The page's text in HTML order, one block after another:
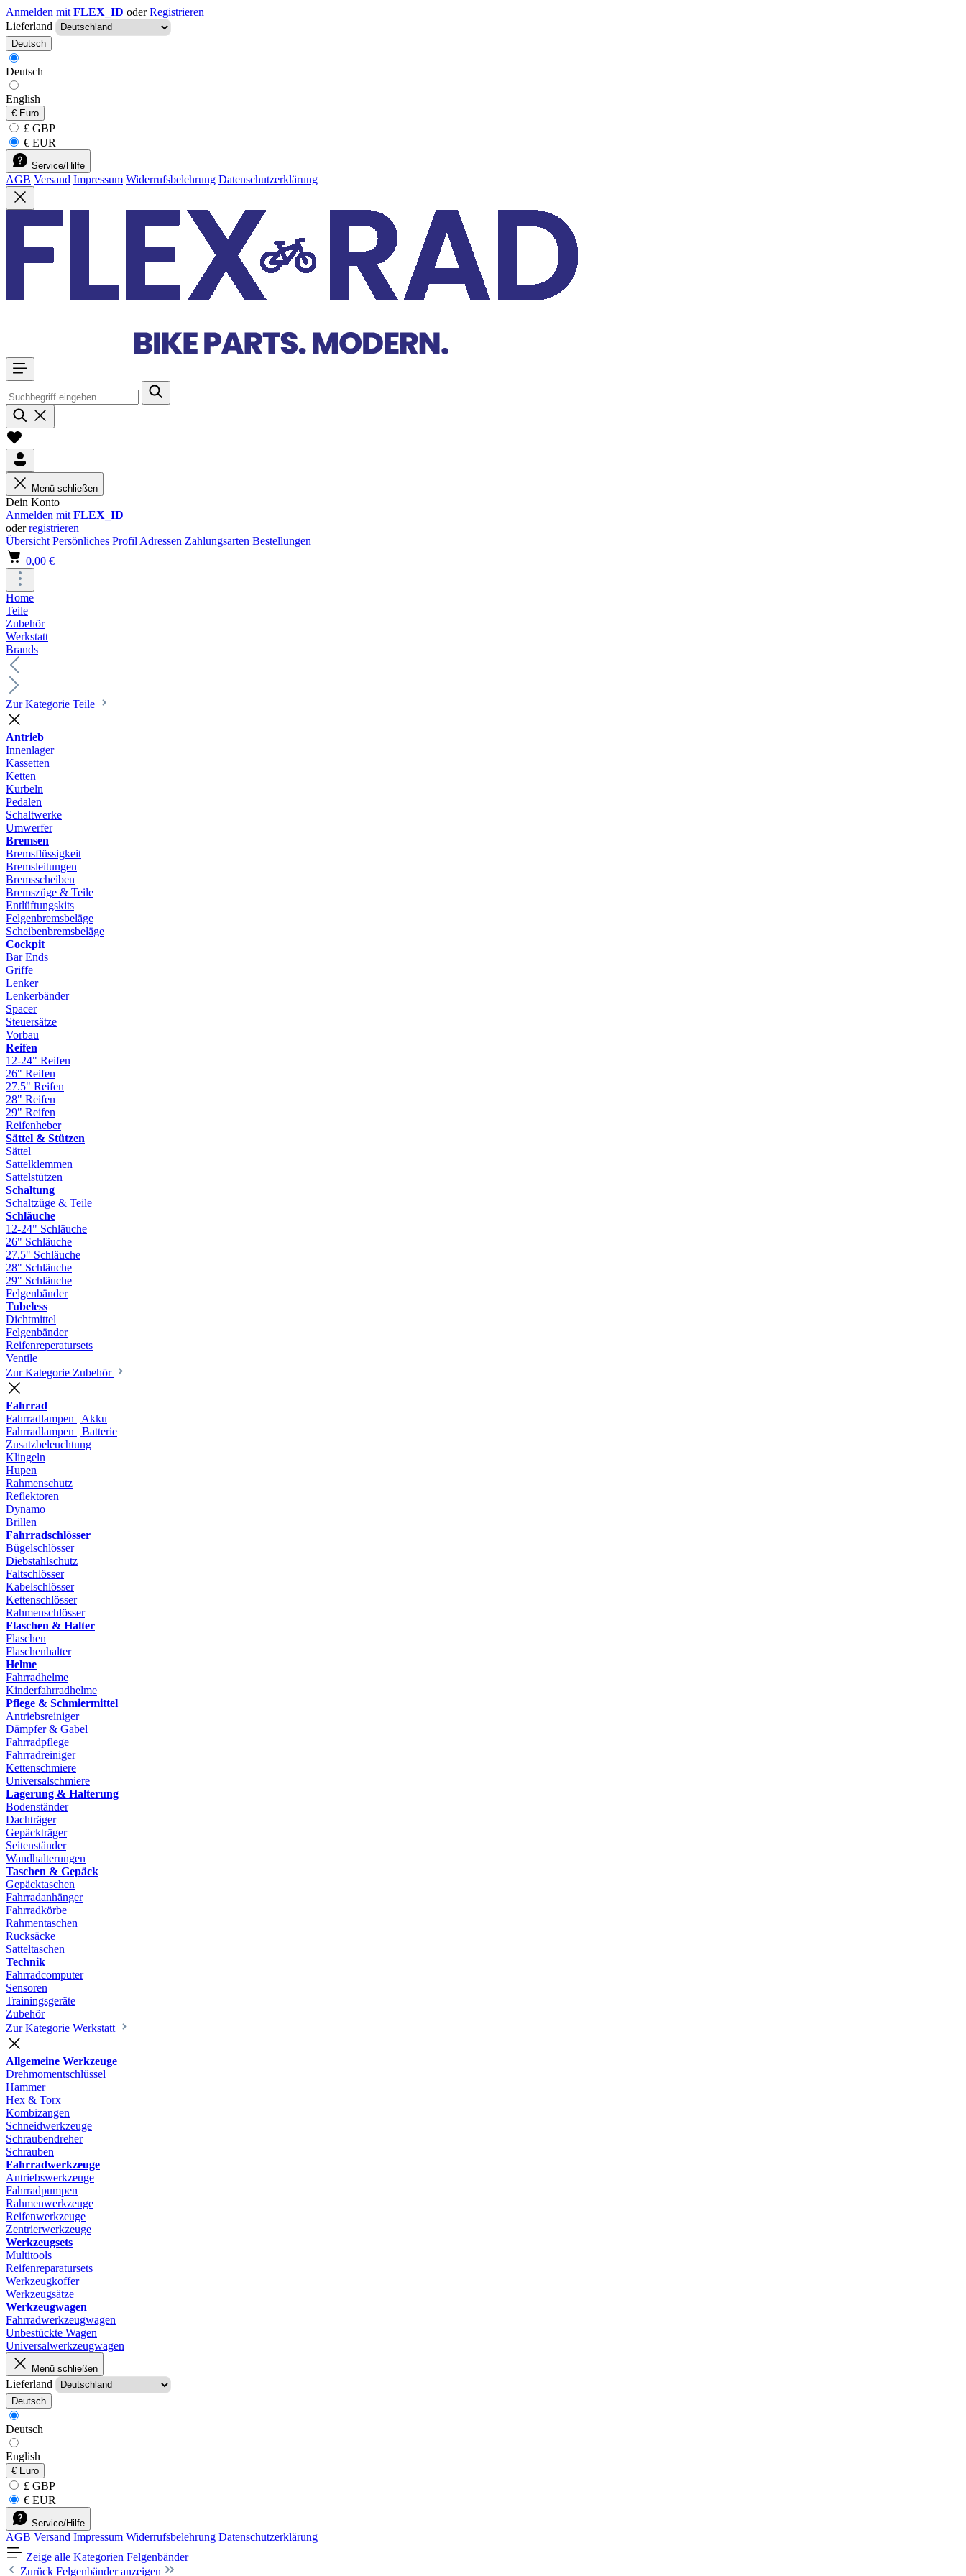
Anmelden mit FLEX_ID oder Registrieren
Lieferland
Deutsch
Deutsch
English
€ Euro
£ GBP
€ EUR
Service/Hilfe
AGB Versand Impressum Widerrufsbelehrung Datenschutzerklärung
Menü schließen
Dein Konto
Anmelden mit FLEX_ID
oderregistrieren
Übersicht Persönliches Profil Adressen Zahlungsarten Bestellungen
0,00 €
Home
Teile
Zubehör
Werkstatt
Brands
Zur Kategorie Teile
Antrieb
Innenlager
Kassetten
Ketten
Kurbeln
Pedalen
Schaltwerke
Umwerfer
Bremsen
Bremsflüssigkeit
Bremsleitungen
Bremsscheiben
Bremszüge & Teile
Entlüftungskits
Felgenbremsbeläge
Scheibenbremsbeläge
Cockpit
Bar Ends
Griffe
Lenker
Lenkerbänder
Spacer
Steuersätze
Vorbau
Reifen
12-24" Reifen
26" Reifen
27.5" Reifen
28" Reifen
29" Reifen
Reifenheber
Sättel & Stützen
Sättel
Sattelklemmen
Sattelstützen
Schaltung
Schaltzüge & Teile
Schläuche
12-24" Schläuche
26" Schläuche
27.5" Schläuche
28" Schläuche
29" Schläuche
Felgenbänder
Tubeless
Dichtmittel
Felgenbänder
Reifenreperatursets
Ventile
Zur Kategorie Zubehör
Fahrrad
Fahrradlampen | Akku
Fahrradlampen | Batterie
Zusatzbeleuchtung
Klingeln
Hupen
Rahmenschutz
Reflektoren
Dynamo
Brillen
Fahrradschlösser
Bügelschlösser
Diebstahlschutz
Faltschlösser
Kabelschlösser
Kettenschlösser
Rahmenschlösser
Flaschen & Halter
Flaschen
Flaschenhalter
Helme
Fahrradhelme
Kinderfahrradhelme
Pflege & Schmiermittel
Antriebsreiniger
Dämpfer & Gabel
Fahrradpflege
Fahrradreiniger
Kettenschmiere
Universalschmiere
Lagerung & Halterung
Bodenständer
Dachträger
Gepäckträger
Seitenständer
Wandhalterungen
Taschen & Gepäck
Gepäcktaschen
Fahrradanhänger
Fahrradkörbe
Rahmentaschen
Rucksäcke
Satteltaschen
Technik
Fahrradcomputer
Sensoren
Trainingsgeräte
Zubehör
Zur Kategorie Werkstatt
Allgemeine Werkzeuge
Drehmomentschlüssel
Hammer
Hex & Torx
Kombizangen
Schneidwerkzeuge
Schraubendreher
Schrauben
Fahrradwerkzeuge
Antriebswerkzeuge
Fahrradpumpen
Rahmenwerkzeuge
Reifenwerkzeuge
Zentrierwerkzeuge
Werkzeugsets
Multitools
Reifenreparatursets
Werkzeugkoffer
Werkzeugsätze
Werkzeugwagen
Fahrradwerkzeugwagen
Unbestückte Wagen
Universalwerkzeugwagen
Menü schließen
Lieferland
Deutsch
Deutsch
English
€ Euro
£ GBP
€ EUR
Service/Hilfe
AGB Versand Impressum Widerrufsbelehrung Datenschutzerklärung
Zeige alle Kategorien Felgenbänder
Zurück Felgenbänder anzeigen